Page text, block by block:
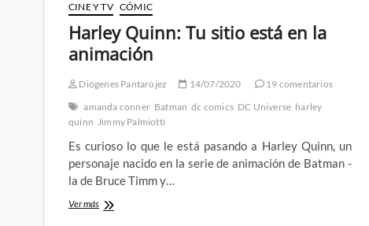
CINE Y TV CÓMIC
Harley Quinn: Tu sitio está en la
animación
Diógenes Pantarújez 14/07/2020
19 comentarios
amanda conner Batman dc comics DC Universe harley
quinn Jimmy Palmiotti
Es curioso lo que le está pasando a Harley Quinn, un
personaje nacido en la serie de animación de Batman -
la de Bruce Timm y…
Ver másHarley